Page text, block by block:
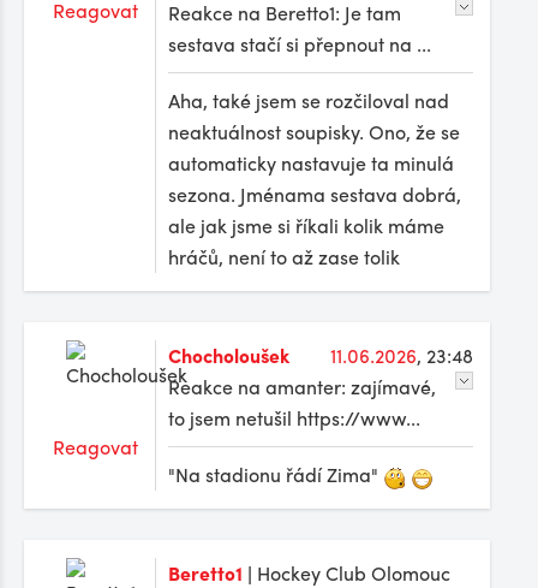
Reagovat
Reakce na Beretto1: Je tam
sestava stačí si přepnout na ...
Aha, také jsem se rozčiloval nad
neaktuálnost soupisky. Ono, že se
automaticky nastavuje ta minulá
sezona. Jménama sestava dobrá,
ale jak jsme si říkali kolik máme
hráčů, není to až zase tolik
Reagovat
Chocholoušek 11.06.2026, 23:48
Reakce na amanter: zajímavé,
to jsem netušil https://www...
"Na stadionu řádí Zima"
Beretto1 | Hockey Club Olomouc